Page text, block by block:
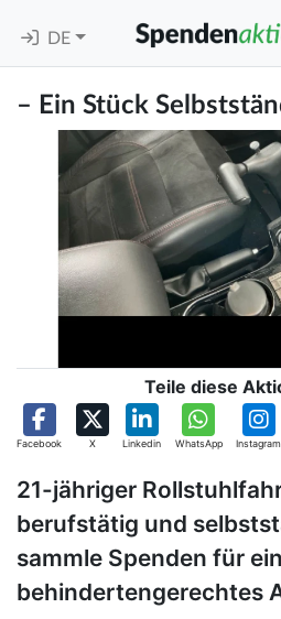
DE
– Ein Stück
Teile diese
Facebook X Linkedin WhatsApp Instagram
21-jähriger
berufstätig und
sammle Spenden für ein
behindertengerechtes